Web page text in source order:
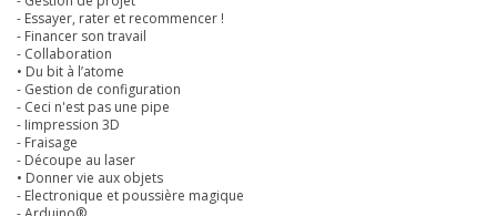
- Essayer, rater et recommencer !
- Financer son travail
- Collaboration
• Du bit à l’atome
- Gestion de configuration
- Ceci n'est pas une pipe
- Iimpression 3D
- Fraisage
- Découpe au laser
• Donner vie aux objets
- Electronique et poussière magique